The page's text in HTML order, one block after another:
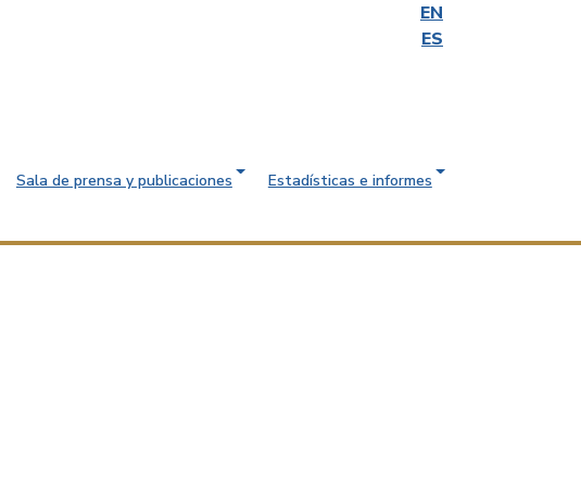
EN
ES
Sala de prensa y publicaciones
Estadísticas e informes